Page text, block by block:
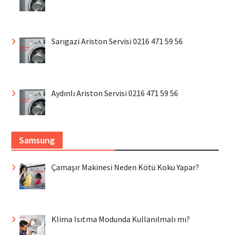
Sarıgazi Ariston Servisi 0216 471 59 56
Aydınlı Ariston Servisi 0216 471 59 56
Samsung
Çamaşır Makinesi Neden Kötü Koku Yapar?
Klima Isıtma Modunda Kullanılmalı mı?